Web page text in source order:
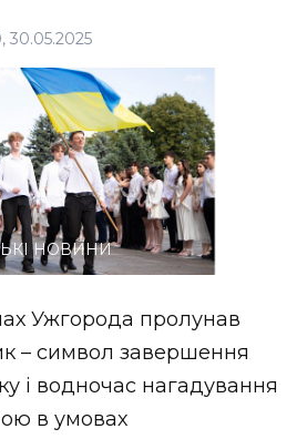
(відеоверсія)
30.05.2025
НОВИНИ
Ужгорода пролунав
– символ завершення
і водночас нагадування
в умовах